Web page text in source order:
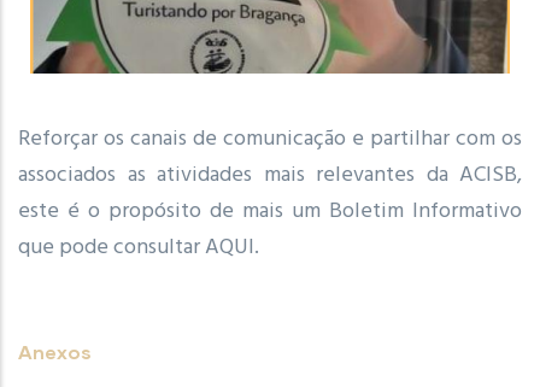
Reforçar os canais de comunicação e partilhar com os
associados as atividades mais relevantes da ACISB,
este é o propósito de mais um Boletim Informativo
que pode consultar AQUI.
Anexos